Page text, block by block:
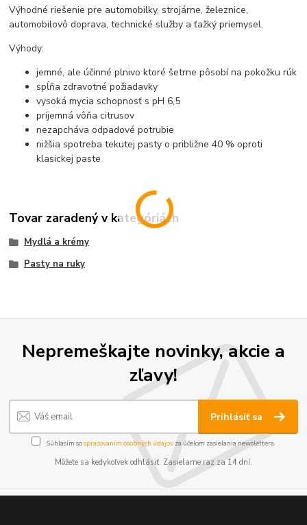
Výhodné riešenie pre automobilky, strojárne, železnice,
automobilovô doprava, technické služby a ťažký priemysel.
Výhody:
jemné, ale účinné plnivo ktoré šetrne pôsobí na pokožku rúk
spĺňa zdravotné požiadavky
vysoká mycia schopnosť s pH 6,5
príjemná vôňa citrusov
nezapcháva odpadové potrubie
nižšia spotreba tekutej pasty o približne 40 % oproti
klasickej paste
Tovar zaradený v kategóriách
Mydlá a krémy
Pasty na ruky
Nepremeškajte novinky, akcie a
zľavy!
Prihlásiť sa
Súhlasím sospracovaním osobných údajov za účelom zasielania newslettera.
Môžete sa kedykoľvek odhlásiť. Zasielame raz za 14 dní.